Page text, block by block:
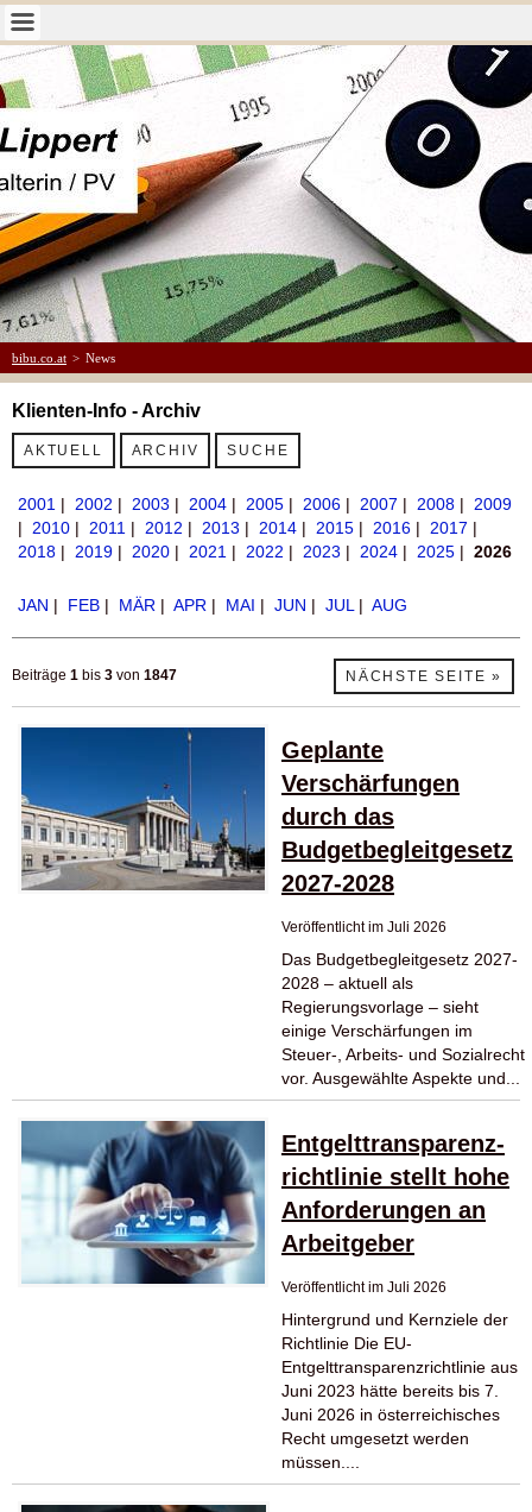
bibu.co.at > News
Klienten-Info - Archiv
AKTUELL ARCHIV SUCHE
2001 | 2002 | 2003 | 2004 | 2005 | 2006 | 2007 | 2008 | 2009
| 2010 | 2011 | 2012 | 2013 | 2014 | 2015 | 2016 | 2017 |
2018 | 2019 | 2020 | 2021 | 2022 | 2023 | 2024 | 2025 | 2026
JAN | FEB | MÄR | APR | MAI | JUN | JUL | AUG
Beiträge 1 bis 3 von 1847 NÄCHSTE SEITE »
Geplante
Verschärfungen
durch das
Budgetbegleitgesetz
2027-2028
Veröffentlicht im Juli 2026
Das Budgetbegleitgesetz 2027-
2028 – aktuell als
Regierungsvorlage – sieht
einige Verschärfungen im
Steuer-, Arbeits- und Sozialrecht
vor. Ausgewählte Aspekte und...
Entgelttransparenz​­
richtlinie stellt hohe
Anforderungen an
Arbeitgeber
Veröffentlicht im Juli 2026
Hintergrund und Kernziele der
Richtlinie Die EU-
Entgelttransparenzrichtlinie aus
Juni 2023 hätte bereits bis 7.
Juni 2026 in österreichisches
Recht umgesetzt werden
müssen....